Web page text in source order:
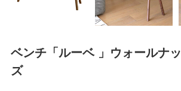
ベンチ「ルーベ 」ウォールナ
ズ